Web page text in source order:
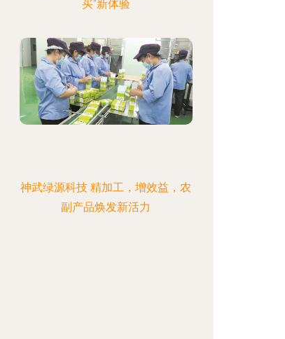
买”新体验
神武绿源科技 精加工，增效益，农
副产品焕发新活力